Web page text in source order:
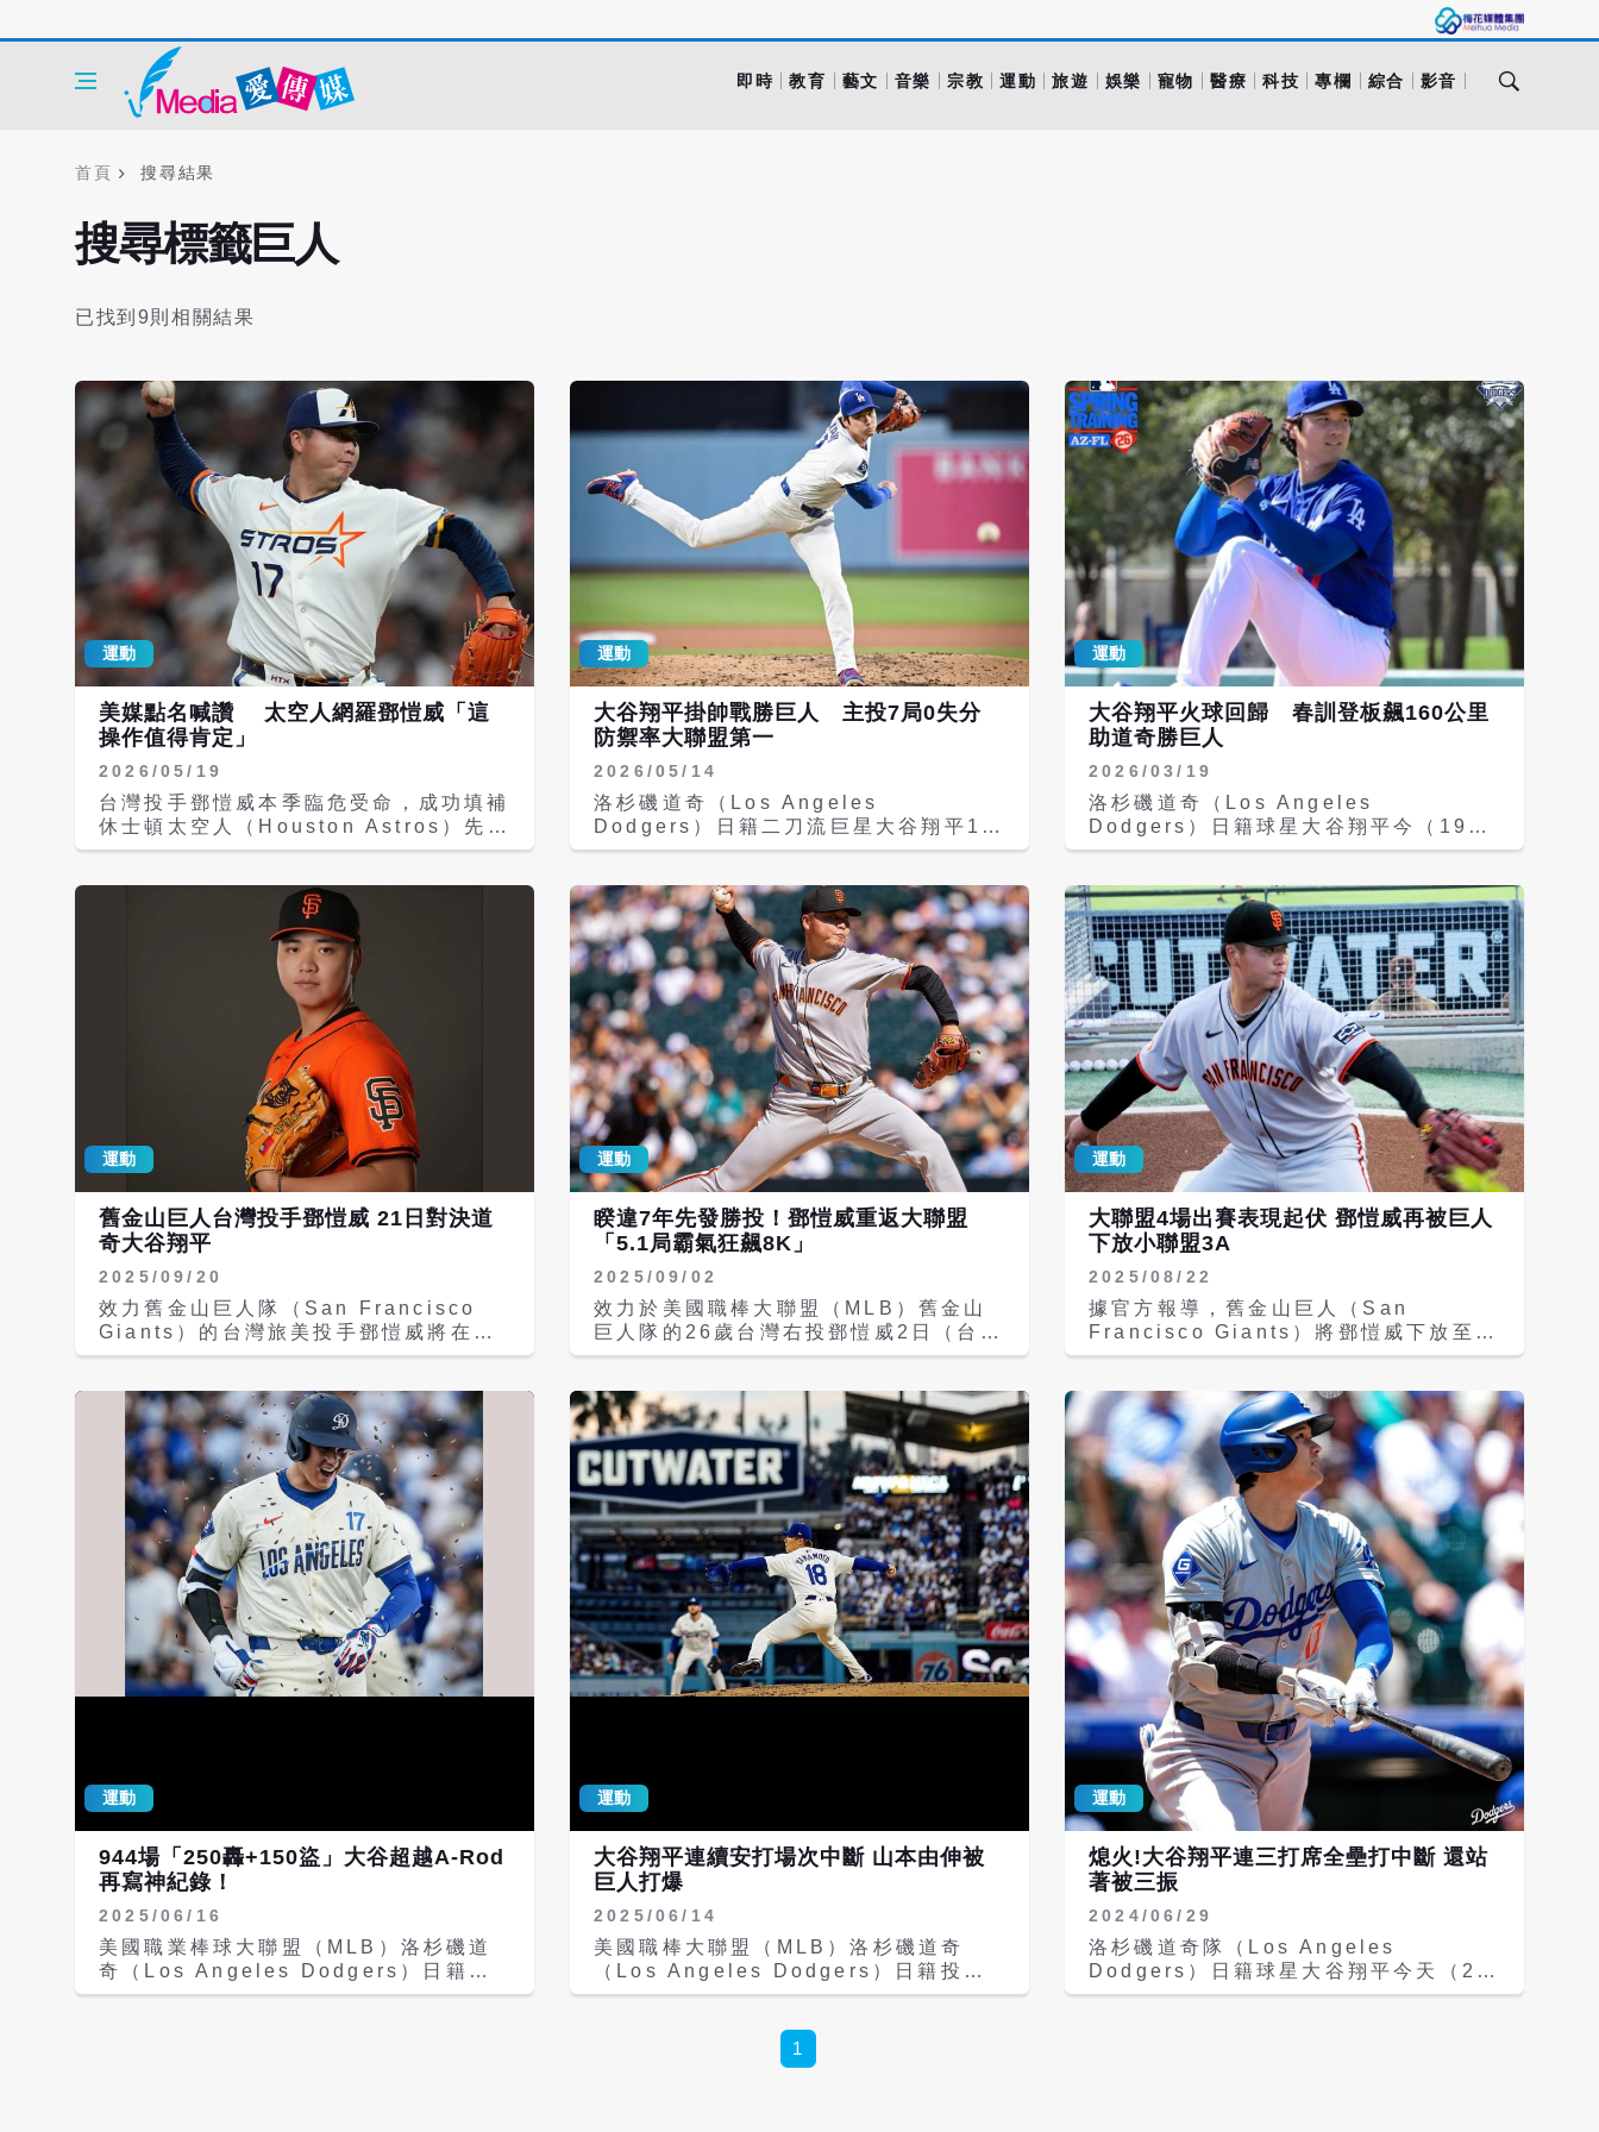
即時 教育 藝文 音樂 宗教 運動 旅遊 娛樂 寵物 醫療 科技 專欄 綜合 影音
首頁 搜尋結果
搜尋標籤巨人
已找到9則相關結果
運動
美媒點名喊讚 太空人網羅鄧愷威「這
操作值得肯定」
2026/05/19
台灣投手鄧愷威本季臨危受命，成功填補
休士頓太空人（Houston Astros）先發
輪值空缺，無論擔任先發或牛棚角色都有
記者羅姆（Chandler Rome）近日透
露，太空人當初決定交易網羅鄧愷威，關
鍵人物正是球隊總管布朗（Dana
Territory》受訪時表示，雖然布朗近期
承受不少壓力，但在鄧愷威這筆操作上，
絕對值得肯定。他指出，太空人在休賽季
多項補強成效不彰，其中最受外界批評的
決策之一，就是簽下日本投手今井達也
（Tatsuya Imai）。 不過，羅姆透露，
根據他從球團內部人士獲得的消息，當初
正是布朗親自點名想要鄧愷威。「當時布
朗就明確表示，他想得到鄧愷威，而且早
在春訓期間，他就認為鄧愷威有能力幫助
球隊先發輪值」。 羅姆也坦言，鄧愷威
過去效力舊金山巨人（San Francisco
Giants）時，控球表現並不穩定，甚至
一度讓人覺得連投進好球帶都有困難。不
過如今來看，太空人這筆補強顯然相當成
確決定。太空人只付出一名低階小聯盟捕
手新秀，就換來一位還能控制好幾年的投
手資產，這是布朗值得驕傲的操作之
一。」 鄧愷威於2017年與明尼蘇達雙城
（Minnesota Twins）簽約，正式展開
旅美生涯。2019年，巨人看中他的潛
力，透過交易將他網羅至陣中。經過多年
培養後，他終於在2024年登上大聯盟。
鄧愷威去年在大聯盟出賽8場，其中7場
擔任先發，繳出2勝4敗、防禦率6.37的
成績。不過巨人在休賽季仍選擇將他交易
至太空人。沒想到轉隊後，鄧愷威表現大
幅進化，目前已累積2勝3敗、防禦率
名具潛力的投手。
運動
大谷翔平掛帥戰勝巨人 主投7局0失分
防禦率大聯盟第一
2026/05/14
洛杉磯道奇（Los Angeles
Dodgers）日籍二刀流巨星大谷翔平14
日在主場對決同區宿敵舊金山巨人（San
球內容再次證明王牌身手。大谷此役專職
先發投手，主投7局送出8次三振、僅被
敲4安，沒有失分，率隊以4比0完封巨
人，不僅終止道奇近期4連敗，也收下個
人本季第3勝，防禦率從賽前的0.97下修
至0.82，躍居全大聯盟第一。 這是大谷
本季第4次、也是連續第3場僅以投手身
份出賽。他全場用球數達本季新高105
球，展現壓制力與續航力兼具的王牌表
現。7場先發全數達成優質先發，其中5
月連兩戰投滿7局，再次拉高國聯賽揚獎
（Cy Young Award）呼聲。 比賽首
局，大谷雖因保送與安打一度讓巨人攻占
一、三壘，但他面對拉斐爾・戴佛斯
（Rafael Devers）後續危機沉著應
對，飆出關鍵三振化解失分危機，其中最
快球速來到101英里。第2局起逐步進入
狀態，4局上更以12球飆出單局3次三
振，包括一次「3球三振」，完全封鎖巨
Espinal）率先轟出陽春砲首開紀錄，接
著穆奇・貝茲（Mookie Betts）補上一
發背靠背全壘打，助隊迅速建立2比0領
先。4局下凱爾・塔克（Kyle Tucker）
與提奧斯卡・赫南德茲（Teoscar
Hernndez）串聯攻勢，再添2分保險，
將比分擴大至4比0。 大谷在第5局一度
演出跨局連4K，第7局雖遭遇單局2安小
亂流，但靠著巨人游擊手威利・亞當斯
（Willy Adames）跑壘判斷失誤，形
成關鍵雙殺，順利完成7局投球任務。 總
計大谷此戰7局無失分、8次三振、2次保
送，僅被擊出4支安打，展現頂級壓制
Dodgers（@dodgers）分享的貼文
運動
大谷翔平火球回歸 春訓登板飆160公里
助道奇勝巨人
2026/03/19
洛杉磯道奇（Los Angeles
Dodgers）日籍球星大谷翔平今（19
日）在春訓對戰舊金山巨人（San
身分主投4.1局無失分，送出4次三振，
最快球速飆至160公里，展現強勢復出狀
態，最終道奇以5比1擊敗巨人。 根據美
國職棒大聯盟官網報導，大谷此役共用
61球，其中34球為好球，被敲出1支安
打，另有2次保送與1次觸身球。儘管近
兩年半鮮少登板投球，但其球威與壓制力
依舊在線，展現「二刀流」實力。 道奇
總教練羅伯茲（Dave Roberts）賽後
表示，大谷目前狀態相當不錯，「他的球
威很好，隨著登板次數增加、逐漸進入例
行賽節奏，球路會更加犀利。不過老實
說，他現在的表現就已經相當出色。」他
也指出，大谷清楚開季前剩餘的調整機
會，因此展現高度專注。 比賽在亞利桑
那州格倫代爾（Glendale）的駝背農場
球場（Camelback Ranch）進行，當
地氣溫接近攝氏38度，大谷未受高溫影
響，首局僅用5球便順利解決打者，展現
在取得兩好球後能更有效率地解決打者，
「今天在這部分還沒有達到理想狀態，希
望下次能做得更好。」 這是大谷自去年
11月1日世界大賽第7戰以來，首次在正
式比賽中登板。羅伯茲透露，在例行賽於
3月26日開打前，大谷預計還會有一次春
訓先發機會。 展望新賽季，大谷強調不
會將賽揚獎視為唯一目標，而是以協助道
奇挑戰世界大賽三連霸為優先。他也期待
能完成自2022年以來首個完整投球賽
季；當年他效力洛杉磯天使（Los
Angeles Angels），先發28場拿下15
勝9敗、防禦率2.33。不過2023年季末
肘部受傷，使他缺席2024年整季投球。
大谷此役表現，象徵其投手身分逐步回
歸，也為新賽季增添更多期待。
運動
舊金山巨人台灣投手鄧愷威 21日對決道
奇大谷翔平
2025/09/20
效力舊金山巨人隊（San Francisco
Giants）的台灣旅美投手鄧愷威將在台
灣時間21日上午9時10分客場出戰洛杉
望對決日籍巨星大谷翔平。 美國職棒大
聯盟（MLB）巨人今天宣布，鄧愷威將
在美西時間20日晚間6時10分（台灣時
間21日上午9時10分）先發出賽，客場
對戰道奇。 鄧愷威的出賽確定，將在休
息4天後，於明天客場對洛杉磯道奇的比
賽先發主投，比賽將於明天台灣時間上午
9時10分開打，這將是他生涯首度與道奇
球星大谷翔平的投打對決。 根據《舊金
山紀事報》（San Francisco
Chronicle）記者Shayna Rubin報
導，巨人將推出鄧愷威先發出戰道奇，而
後天系列賽最後1場比賽的先發投手仍未
少的17名打者，投出5三振2四死球，被
擊出2安打失1分。總計鄧愷威今年球季
至今7場出賽主投26.2局，每9局11.1三
振5.1四壞，防禦率是6.41，FIP則是
3.30。 上周巨人對道奇系列賽，鄧愷威
那響尾蛇（Arizona
Diamondbacks），繳出4局無責失、
並給對手5K的精采表現，21日將是他生
涯首度面對道奇。鄧愷威將對決道奇日籍
運動
睽違7年先發勝投！鄧愷威重返大聯盟
「5.1局霸氣狂飆8K」
2025/09/02
效力於美國職棒大聯盟（MLB）舊金山
巨人隊的26歲台灣右投鄧愷威2日（台灣
時間）在客場庫爾斯球場先發對戰科羅拉
振的內容，助巨人以8比2擊敗洛磯。鄧
愷威拿下個人在大聯盟的先發首勝，也是
台灣投手繼2018年陳偉殷之後，睽違7
年再於大聯盟拿下先發勝投。 鄧愷威今
天以85球完成5.1局投球，橫掃球狀況絕
佳，飆出8次三振。雖然他被擊出9安打
偏多，有4局被攻佔得點圈，其中3局更
是在1出局前就面臨得點圈有人危機，但
他都能以三振化解，直到6局下1出局
二、三壘有人退場後，接替的佩格羅
（Joel Peguero）沒有守住，讓鄧愷威
丟掉2分。 最終5.1局8三振失2分的成
績，還是足以讓鄧愷威拿下勝投，這也是
下勝投的投手，是2018年9月2日，當時
陳偉殷效力邁阿密馬林魚，先發對戰多倫
多藍鳥，主投8局僅失1分，拿下勝投。
鄧愷威此戰最快丟到94.7英哩（約
152.4公里），共投85球中，有36顆橫
顆伸卡球。而鄧愷威單場標出8次三振，
追平陳偉殷在2018年9月22日面對紅人
隊賞8K的紀錄（當時7局無失分）。
運動
大聯盟4場出賽表現起伏 鄧愷威再被巨人
下放小聯盟3A
2025/08/22
據官方報導，舊金山巨人（San
Francisco Giants）將鄧愷威下放至小
聯盟3A。他在美國職棒大聯盟（MLB）
他回到小聯盟能修正自己在大聯盟這4場
比賽遇到的困難，早日重返大聯盟賽場！
舊金山巨人台灣投手鄧愷威今天（22
日）遭球團下放3A，結束20天的大聯盟
之旅。 他自2日登上大聯盟後，出賽4場
3場先發，僅一次投滿5局，累積13.1局
防禦率高達8.78 。 巨人此波異動，鄧
愷威與外野手麥克雷（Grant
McCray）被下放小聯盟，右投佩格羅
（Dauri Moreta）與外野手梅託斯
（Luis Matos）被拉上大聯盟，左投米
勒（Kyle Muller）則列入60天傷兵名
單。 鄧愷威於8月2日升上大聯盟，首戰
先發對紐約大都會（New YorkMets）
初登板，但僅投3.1局失5分吞敗。 8日
次戰面對華盛頓國民（Washington
Nationals），他擔任第2任投手，接替
開局投手蓋吉（Matt Gage）登板，後
援5局無失分，率隊以5比0完封華盛頓國
民，奪下大聯盟生涯首勝，也終結台灣投
手在大聯盟長達將近6年的勝投空窗，成
再有台灣投手在大聯盟奪勝 隨後兩場對
聖地牙哥教士（San DiegoPadres）
時，鄧愷威無法延續佳作，合計5局被敲
7安、送出4次三振與5次保送，失10分
運動
944場「250轟+150盜」大谷超越A-Rod
再寫神紀錄！
2025/06/16
美國職業棒球大聯盟（MLB）洛杉磯道
奇（Los Angeles Dodgers）日籍球
星大谷翔平昨天（15日）單場雙響砲，
運動
大谷翔平連續安打場次中斷 山本由伸被
巨人打爆
2025/06/14
美國職棒大聯盟（MLB）洛杉磯道奇
（Los Angeles Dodgers）日籍投手
山本由伸今天（14日）投出堪稱本季最
杉磯道奇打線全場只擊出2安打，最終道
奇在主場以2比6敗給舊金山巨人（San
運動
熄火!大谷翔平連三打席全壘打中斷 還站
著被三振
2024/06/29
洛杉磯道奇隊（Los Angeles
Dodgers）日籍球星大谷翔平今天（29
日）對戰舊金山巨人（San Francisco
1